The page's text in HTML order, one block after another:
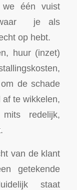
één vuist
waar je als
op hebt.
huur (inzet)
de schade
te wikkelen,
redelijk,
van de klant
getekende
staat